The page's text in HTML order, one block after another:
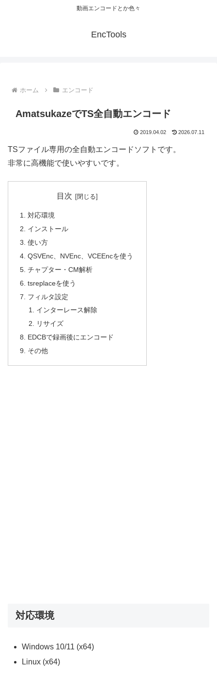
動画エンコードとか色々
EncTools
ホーム エンコード
AmatsukazeでTS全自動エンコード
2019.04.02 2026.07.11
TSファイル専用の全自動エンコードソフトです。
非常に高機能で使いやすいです。
目次
対応環境
インストール
使い方
QSVEnc、NVEnc、VCEEncを使う
チャプター・CM解析
tsreplaceを使う
フィルタ設定
インターレース解除
リサイズ
EDCBで録画後にエンコード
その他
対応環境
Windows 10/11 (x64)
Linux (x64)